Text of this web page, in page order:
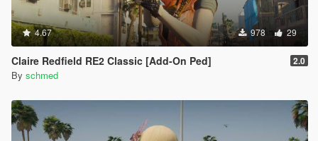
4.67 978 29
Claire Redfield RE2 Classic [Add-On Ped] 2.0
By schmed